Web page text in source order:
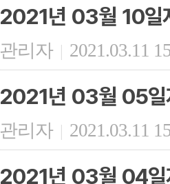
2021년 03월 10일
관리자 | 2021.03.11
2021년 03월 05일
관리자 | 2021.03.11
2021년 03월 04일